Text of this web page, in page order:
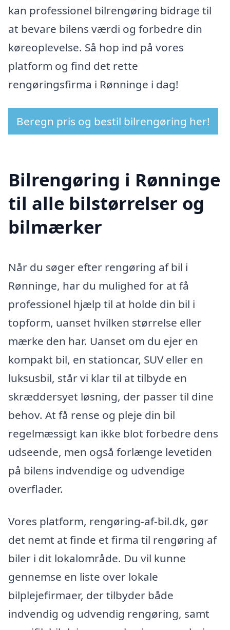
kan professionel bilrengøring bidrage til
at bevare bilens værdi og forbedre din
køreoplevelse. Så hop ind på vores
platform og find det rette
rengøringsfirma i Rønninge i dag!
Beregn pris og bestil bilrengøring her!
Bilrengøring i Rønninge
til alle bilstørrelser og
bilmærker
Når du søger efter rengøring af bil i
Rønninge, har du mulighed for at få
professionel hjælp til at holde din bil i
topform, uanset hvilken størrelse eller
mærke den har. Uanset om du ejer en
kompakt bil, en stationcar, SUV eller en
luksusbil, står vi klar til at tilbyde en
skræddersyet løsning, der passer til dine
behov. At få rense og pleje din bil
regelmæssigt kan ikke blot forbedre dens
udseende, men også forlænge levetiden
på bilens indvendige og udvendige
overflader.
Vores platform, rengøring-af-bil.dk, gør
det nemt at finde et firma til rengøring af
biler i dit lokalområde. Du vil kunne
gennemse en liste over lokale
bilplejefirmaer, der tilbyder både
indvendig og udvendig rengøring, samt